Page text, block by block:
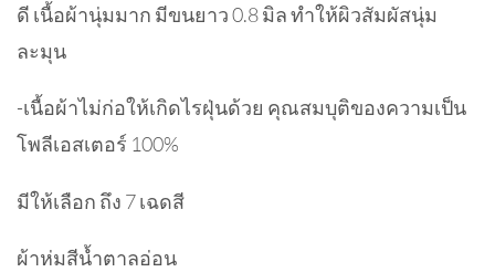
ดี เนื้อผ้านุ่มมาก มีขนยาว 0.8 มิล ทำให้ผิวสัมผัสนุ่ม
ละมุน
-เนื้อผ้าไม่ก่อให้เกิดไรฝุ่นด้วย คุณสมบุติของความเป็น
โพลีเอสเตอร์ 100%
มีให้เลือก ถึง 7 เฉดสี
ผ้าห่มสีน้ำตาลอ่อน